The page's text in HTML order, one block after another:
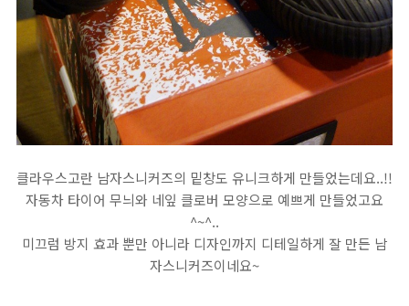
클라우스고란 남자스니커즈의 밑창도 유니크하게 만들었는데요..!!
자동차 타이어 무늬와 네잎 클로버 모양으로 예쁘게 만들었고요
^~^..
미끄럼 방지 효과 뿐만 아니라 디자인까지 디테일하게 잘 만든 남
자스니커즈이네요~